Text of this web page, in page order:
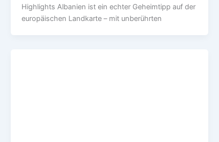
Highlights Albanien ist ein echter Geheimtipp auf der
europäischen Landkarte – mit unberührten